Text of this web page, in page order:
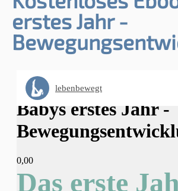
erstes Jahr -